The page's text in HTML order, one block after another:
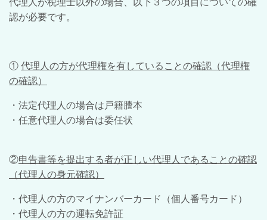
代理人が税理士以外の場合、以下３つの項目についての確
認が必要です。
① 代理人の方が代理権を有していることの確認（代理権
の確認）
・法定代理人の場合は戸籍謄本
・任意代理人の場合は委任状
②申告書等を提出する者が正しい代理人であることの確認
（代理人の身元確認）
・代理人の方のマイナンバーカード（個人番号カード）
・代理人の方の運転免許証